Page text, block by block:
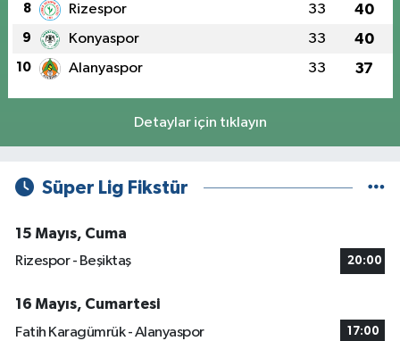
8 Rizespor 33 40
9 Konyaspor 33 40
10 Alanyaspor 33 37
Detaylar için tıklayın
Süper Lig Fikstür
15 Mayıs, Cuma
Rizespor - Beşiktaş
20:00
16 Mayıs, Cumartesi
Fatih Karagümrük - Alanyaspor
17:00